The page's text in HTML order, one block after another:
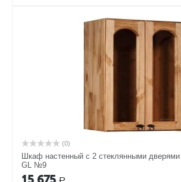
(0)
Шкаф настенный с 2 стеклянными
GL №9
Р